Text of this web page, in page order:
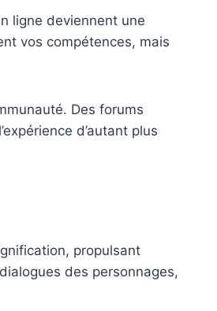
ligne deviennent une
vos compétences, mais
Des forums
d’autant plus
propulsant
des personnages,